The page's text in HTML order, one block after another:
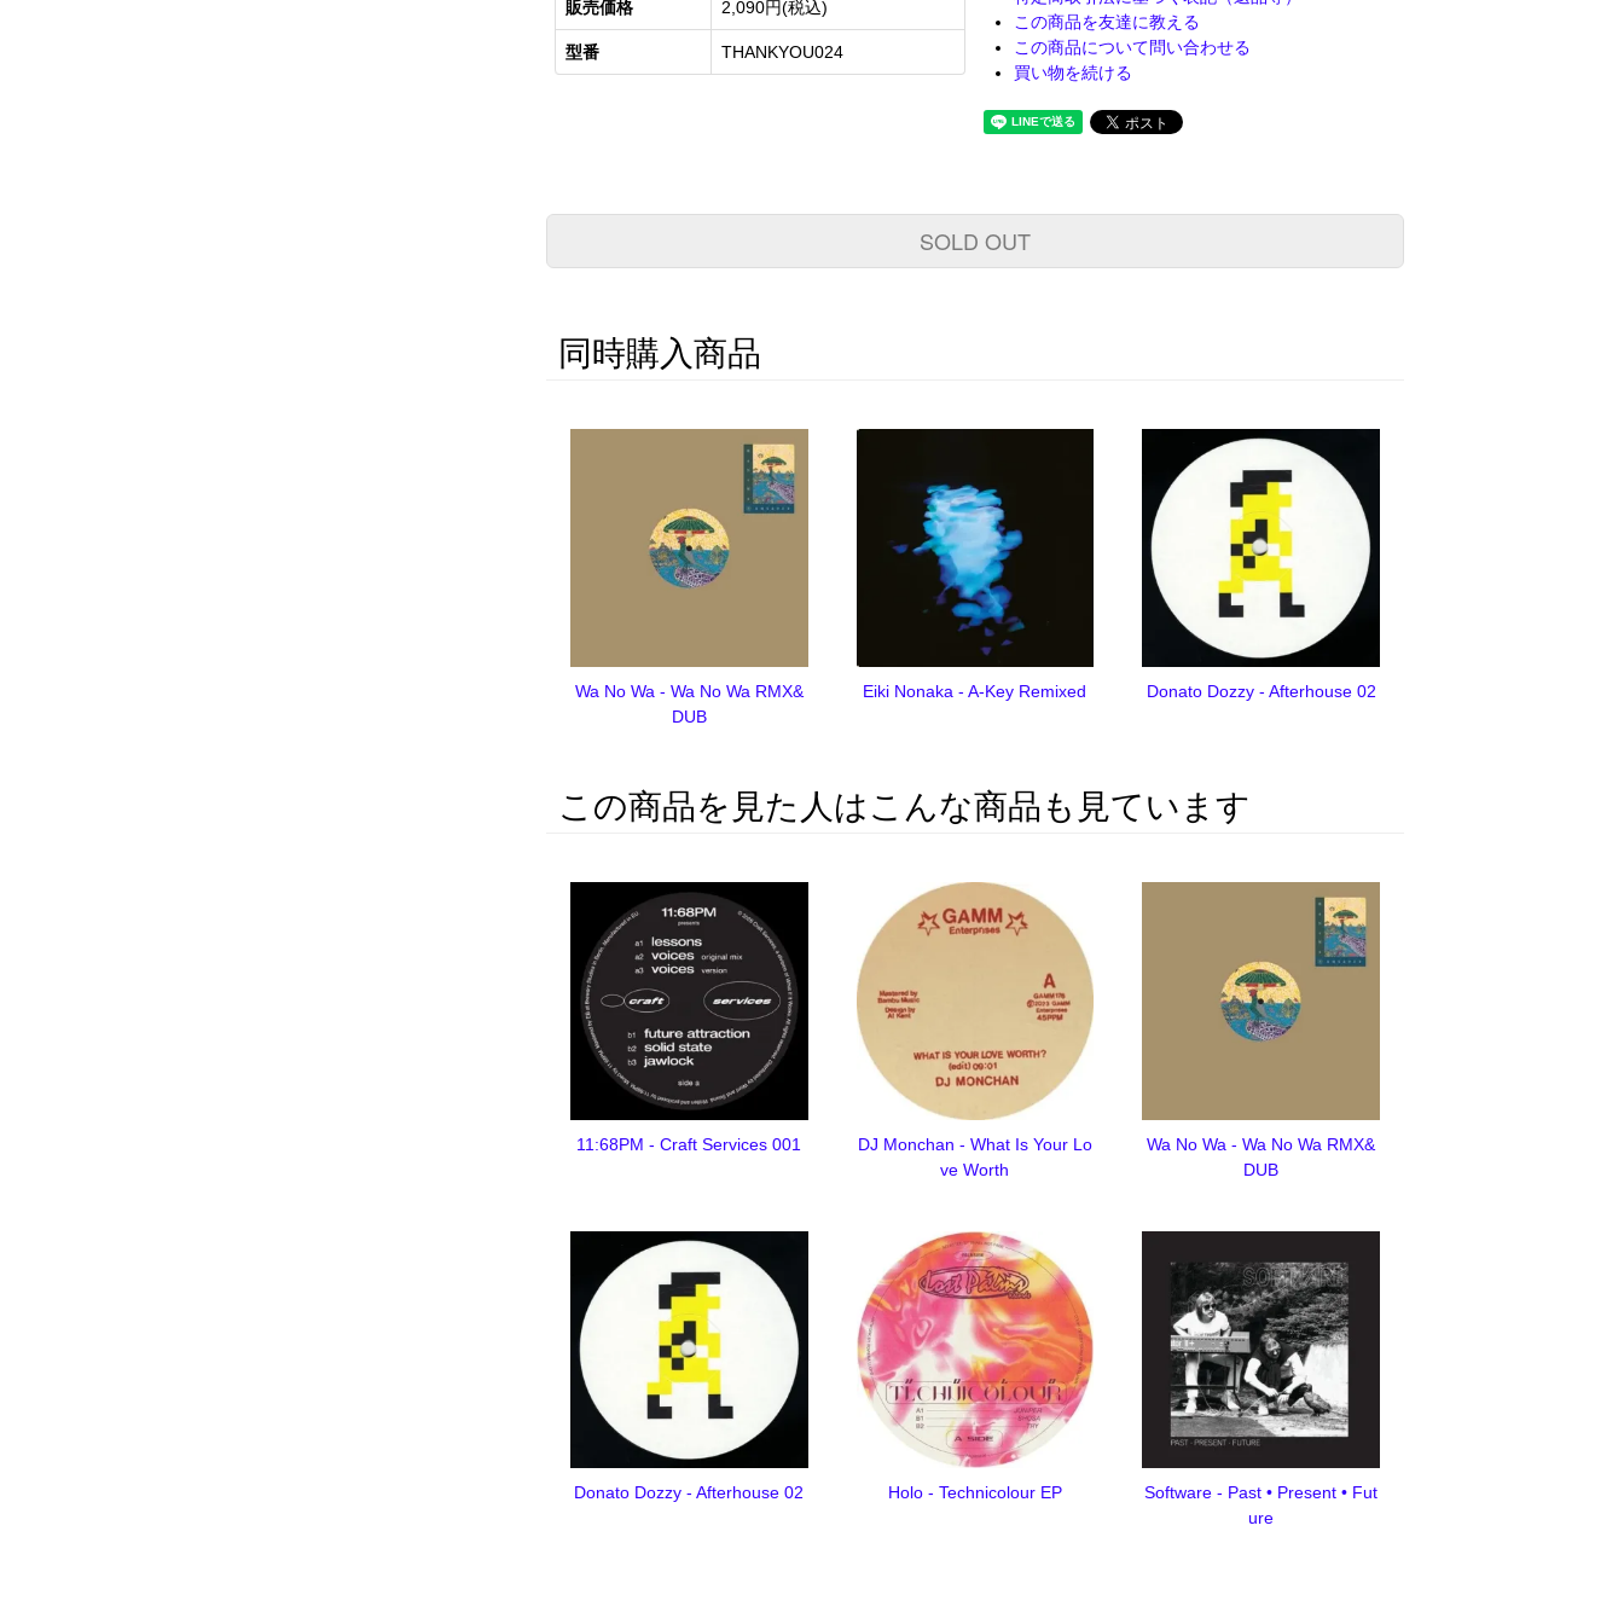
販売価格 2,090円(税込)
型番 THANKYOU024
この商品を友達に教える
この商品について問い合わせる
買い物を続ける
SOLD OUT
同時購入商品
Wa No Wa - Wa No Wa RMX&
DUB
Eiki Nonaka - A-Key Remixed Donato Dozzy - Afterhouse 02
この商品を見た人はこんな商品も見ています
11:68PM - Craft Services 001
DJ Monchan - What Is Your Lo
ve Worth
Wa No Wa - Wa No Wa RMX&
DUB
Donato Dozzy - Afterhouse 02 Holo - Technicolour EP
Software - Past • Present • Fut
ure